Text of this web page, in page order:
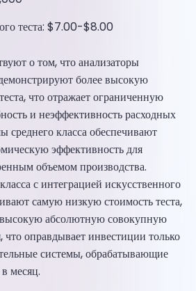
теста: $7.00-$8.00
о том, что анализаторы
более высокую
что отражает ограниченную
и неэффективность расходных
среднего класса обеспечивают
эффективность для
объемом производства.
с интеграцией искусственного
самую низкую стоимость теста,
абсолютную совокупную
что оправдывает инвестиции только
системы, обрабатывающие
месяц.